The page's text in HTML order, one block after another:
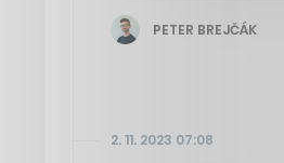
PETER BREJČÁK
2. 11. 2023 07:08